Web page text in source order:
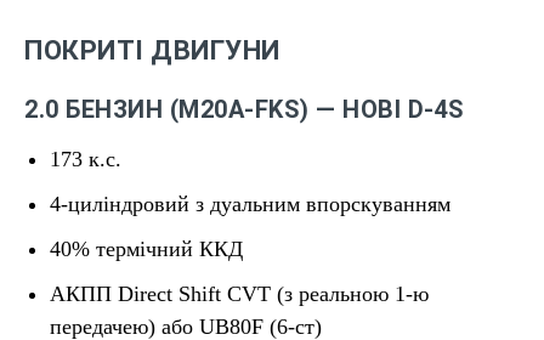
ПОКРИТІ ДВИГУНИ
2.0 БЕНЗИН (M20A-FKS) — НОВІ D-4S
173 к.с.
4-циліндровий з дуальним впорскуванням
40% термічний ККД
АКПП Direct Shift CVT (з реальною 1-ю
передачею) або UB80F (6-ст)